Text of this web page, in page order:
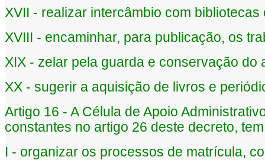
XVII - realizar intercâmbio com
XVIII - encaminhar, para publicação, os
XIX - zelar pela guarda e conservação do
XX - sugerir a aquisição de livros e
Artigo 16 - A Célula de Apoio
constantes no artigo 26 deste decreto,
I - organizar os processos de matrícula,